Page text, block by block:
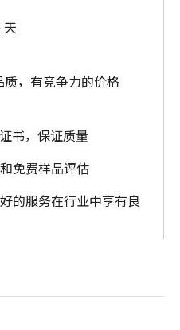
天
，有竞争力的价格
书，保证质量
免费样品评估
的服务在行业中享有良